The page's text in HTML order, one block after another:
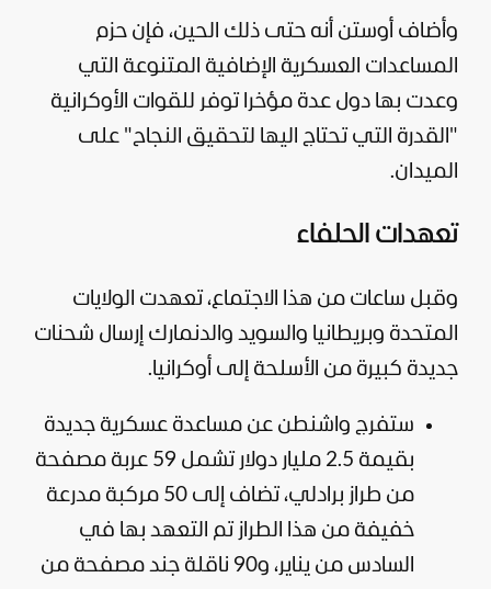
وأضاف أوستن أنه حتى ذلك الحين، فإن حزم
المساعدات العسكرية الإضافية المتنوعة التي
وعدت بها دول عدة مؤخرا توفر للقوات الأوكرانية
"القدرة التي تحتاج اليها لتحقيق النجاح" على
الميدان.
تعهدات الحلفاء
وقبل ساعات من هذا الاجتماع، تعهدت الولايات
المتحدة وبريطانيا والسويد والدنمارك إرسال شحنات
جديدة كبيرة من الأسلحة إلى أوكرانيا.
ستفرج واشنطن عن مساعدة عسكرية جديدة
بقيمة 2.5 مليار دولار تشمل 59 عربة مصفحة
من طراز برادلي، تضاف إلى 50 مركبة مدرعة
خفيفة من هذا الطراز تم التعهد بها في
السادس من يناير، و90 ناقلة جند مصفحة من